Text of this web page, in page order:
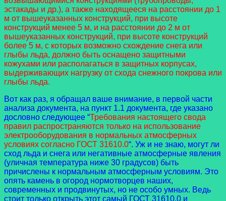
эстакады и др.), а также находящееся на расстоянии до 1
м от вышеуказанных конструкций, при высоте
конструкций менее 5 м, и на расстоянии до 2 м от
вышеуказанных конструкций, при высоте конструкций
более 5 м, с которых возможно схождение снега или
глыбы льда, должно быть оснащено защитными
кожухами или располагаться в защитных корпусах,
выдерживающих нагрузку от схода снежного покрова или
глыбы льда.
Вот как раз, я обращал ваше внимание, в первой части
анализа документа, на пункт 1.1 документа, где указано
дословно следующее “Требования настоящего свода
правил распространяются только на использование
электрооборудования в нормальных атмосферных
условиях согласно ГОСТ 31610.0“. Уж и не знаю, могут ли
сход льда и снега или негативные атмосферные явления
(уличная температура ниже 30 градусов) быть
причислены к нормальным атмосферным условиям. Это
опять камень в огород нормотворцев наших,
современных и продвинутых, но не особо умных. Ведь
стоит только открыть этот самый ГОСТ 31610.0 и